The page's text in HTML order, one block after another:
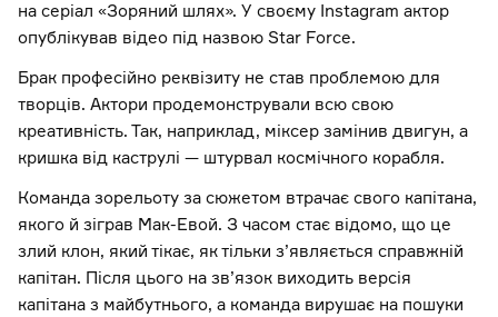
на серіал «Зоряний шлях». У своєму Instagram актор
опублікував відео під назвою Star Force.
Брак професійно реквізиту не став проблемою для
творців. Актори продемонстрували всю свою
креативність. Так, наприклад, міксер замінив двигун, а
кришка від каструлі — штурвал космічного корабля.
Команда зорельоту за сюжетом втрачає свого капітана,
якого й зіграв Мак-Евой. З часом стає відомо, що це
злий клон, який тікає, як тільки з’являється справжній
капітан. Після цього на зв’язок виходить версія
капітана з майбутнього, а команда вирушає на пошуки